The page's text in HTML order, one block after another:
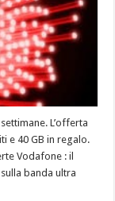
L’offerta
e 40 GB in regalo.
Vodafone : il
banda ultra